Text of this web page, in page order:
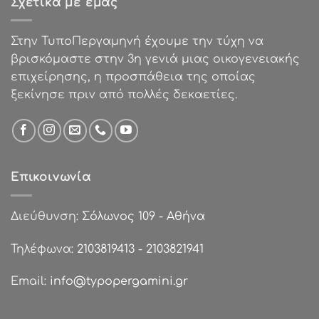
Σχετικά με εμάς
Στην ΤυποΠεργαμηνή έχουμε την τύχη να
βρισκόμαστε στην 3η γενιά μιας οικογενειακής
επιχείρησης, η προσπάθεια της οποίας
ξεκίνησε πριν από πολλές δεκαετίες.
Επικοινωνία
Διεύθυνση: Σόλωνος 109 - Αθήνα
Τηλέφωνα: 2103819413 - 2103821941
Email: info@typopergamini.gr